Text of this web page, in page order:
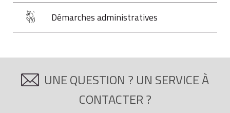
Démarches administratives
UNE QUESTION ? UN SERVICE À
CONTACTER ?